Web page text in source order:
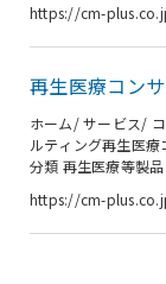
本でも建設したいが
トの建設サポート
欲しい。 化学プラ
https://cm-
再生医療コン
ホーム/ サービス/
ルティング再生医
分類 再生医療等製
られている再生医療
胞に培養その他の
防 2.人又は動物の
https://cm-